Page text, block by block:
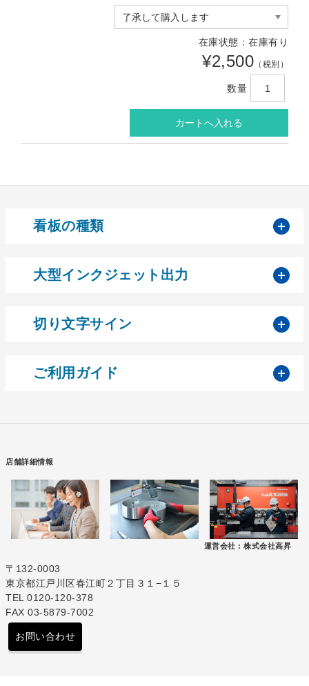
在庫状態：在庫有り
¥2,500 （税別）
数量
看板の種類
大型インクジェット出力
切り文字サイン
ご利用ガイド
店舗詳細情報
運営会社 : 株式会社高昇
〒132-0003
東京都江戸川区春江町２丁目３１−１５
TEL 0120-120-378
FAX 03-5879-7002
お問い合わせ